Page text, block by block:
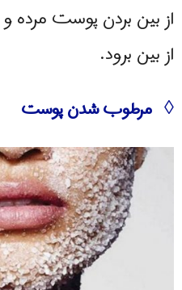
از بین بردن پوست مرده
از بین برود.
◊ مرطوب شدن پوست